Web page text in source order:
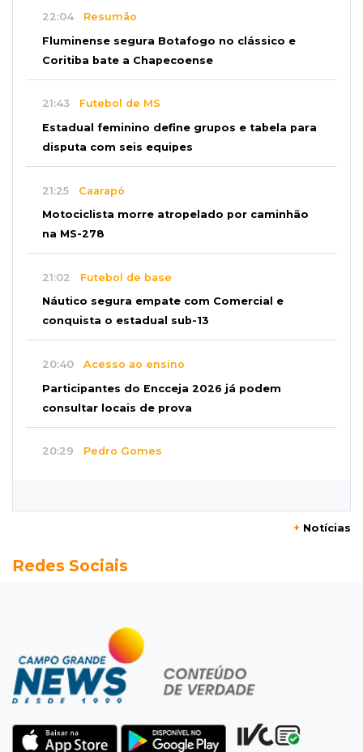
22:04 Resumão
Fluminense segura Botafogo no clássico e
Coritiba bate a Chapecoense
21:43 Futebol de MS
Estadual feminino define grupos e tabela para
disputa com seis equipes
21:25 Caarapó
Motociclista morre atropelado por caminhão
na MS-278
21:02 Futebol de base
Náutico segura empate com Comercial e
conquista o estadual sub-13
20:40 Acesso ao ensino
Participantes do Encceja 2026 já podem
consultar locais de prova
20:29 Pedro Gomes
Pantanal treina em Goiânia antes de jogo que
Campeonato Brasileiro
Remo busca empate com Atlético-MG e segue
na zona de rebaixamento
Defesa diz que preso suspeito de sequestro
+ Notícias
Redes Sociais